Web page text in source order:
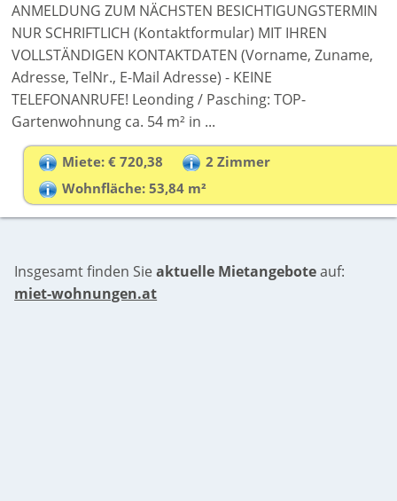
ANMELDUNG ZUM NÄCHSTEN BESICHTIGUNGSTERMIN
NUR SCHRIFTLICH (Kontaktformular) MIT IHREN
VOLLSTÄNDIGEN KONTAKTDATEN (Vorname, Zuname,
Adresse, TelNr., E-Mail Adresse) - KEINE
TELEFONANRUFE! Leonding / Pasching: TOP-
Gartenwohnung ca. 54 m² in ...
Miete: € 720,38
2 Zimmer
Wohnfläche: 53,84 m²
Insgesamt finden Sieaktuelle Mietangeboteauf:
miet-wohnungen.at